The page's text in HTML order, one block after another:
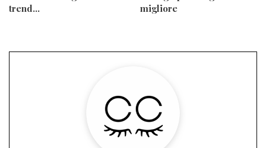
trend…
migliore